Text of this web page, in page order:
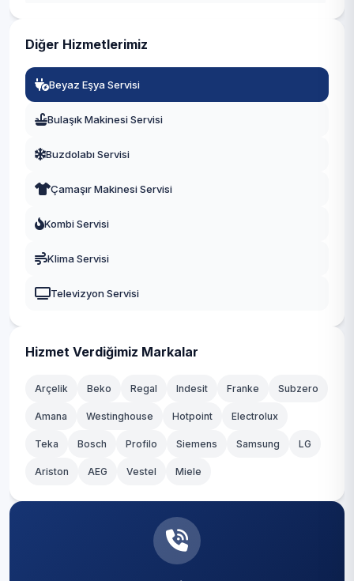
Çekmeköy
Esenler
Kağıthane
Kartal
Küçükçekmece
Diğer Hizmetlerimiz
Beyaz Eşya Servisi
Bulaşık Makinesi Servisi
Buzdolabı Servisi
Çamaşır Makinesi Servisi
Kombi Servisi
Klima Servisi
Televizyon Servisi
Hizmet Verdiğimiz Markalar
Arçelik Beko Regal Indesit Franke Subzero
Amana Westinghouse Hotpoint Electrolux
Teka Bosch Profilo Siemens Samsung LG
Ariston AEG Vestel Miele